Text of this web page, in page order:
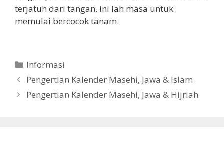
terjatuh dari tangan, ini lah masa untuk
memulai bercocok tanam.
Categories
Informasi
Pengertian Kalender Masehi, Jawa & Islam
Pengertian Kalender Masehi, Jawa & Hijriah